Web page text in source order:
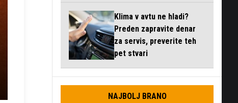
Klima v avtu ne hladi?
Preden zapravite denar
za servis, preverite teh
pet stvari
NAJBOLJ BRANO